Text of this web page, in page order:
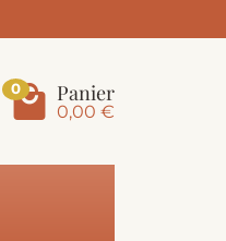
0 Panier
0,00 €